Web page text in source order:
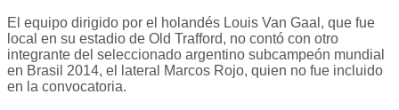
El equipo dirigido por el holandés Louis Van Gaal, que fue
local en su estadio de Old Trafford, no contó con otro
integrante del seleccionado argentino subcampeón mundial
en Brasil 2014, el lateral Marcos Rojo, quien no fue incluido
en la convocatoria.